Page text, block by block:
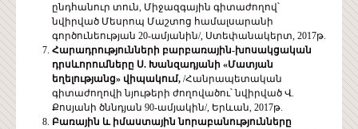
ընդհանուր տուն, Միջազգային գիտաժողով՝
նվիրված Մեսրոպ Մաշտոց համալսարանի
գործունեության 20-ամյանին/, Ստեփանակերտ, 2017թ.
Հարադրությունների բարբառային-խոսակցական
դրսևորումները Ս. Խանզադյանի «Մատյան
եղելությանց» վիպակում, /Հանրապետական
գիտաժողովի նյութերի ժողովածու՝ նվիրված Վ.
Քոսյանի ծննդյան 90-ամյակին/, Երևան, 2017թ.
Բառային և իմաստային նորաբանությունները